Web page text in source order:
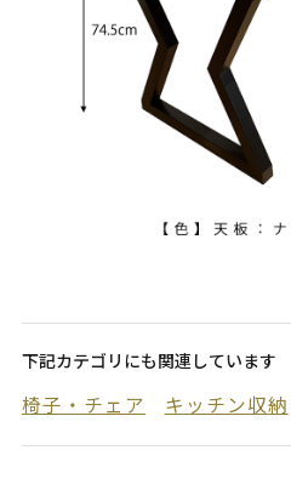
下記カテゴリにも関連しています
椅子・チェア キッチン収納